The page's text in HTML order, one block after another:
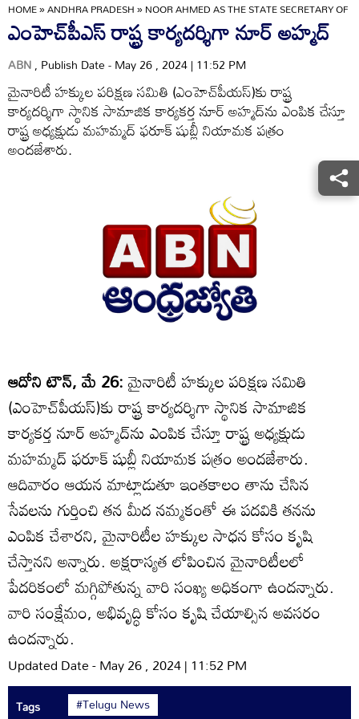
HOME»ANDHRA PRADESH»NOOR AHMED AS THE STATE SECRETARY OF
ఎంహెచ్‌పీఎస్‌ రాష్ట్ర కార్యదర్శిగా నూర్‌ అహ్మద్‌
ABN, Publish Date - May 26 , 2024 | 11:52 PM
మైనారిటీ హక్కుల పరిక్షణ సమితి (ఎంహెచ్‌పీయస్‌)కు రాష్ట్ర
కార్యదర్శిగా స్థానిక సామాజిక కార్యకర్త నూర్‌ అహ్మద్‌ను ఎంపిక చేస్తూ
రాష్ట్ర అధ్యక్షుడు మహమ్మద్‌ ఫరూక్‌ షుబ్లీ నియామక పత్రం
అందజేశారు.
ఆదోని టౌన్‌, మే 26:మైనారిటీ హక్కుల పరిక్షణ సమితి
(ఎంహెచ్‌పీయస్‌)కు రాష్ట్ర కార్యదర్శిగా స్థానిక సామాజిక
కార్యకర్త నూర్‌ అహ్మద్‌ను ఎంపిక చేస్తూ రాష్ట్ర అధ్యక్షుడు
మహమ్మద్‌ ఫరూక్‌ షుబ్లీ నియామక పత్రం అందజేశారు.
ఆదివారం ఆయన మాట్లాడుతూ ఇంతకాలం తాను చేసిన
సేవలను గుర్తించి తన మీద నమ్మకంతో ఈ పదవికి తనను
ఎంపిక చేశారని, మైనారిటీల హక్కుల సాధన కోసం కృషి
చేస్తానని అన్నారు. అక్షరాస్యత లోపించిన మైనారిటీలలో
పేదరికంలో మగ్గిపోతున్న వారి సంఖ్య అధికంగా ఉందన్నారు.
వారి సంక్షేమం, అభివృద్ధి కోసం కృషి చేయాల్సిన అవసరం
ఉందన్నారు.
Updated Date - May 26 , 2024 | 11:52 PM
Tags #Telugu News